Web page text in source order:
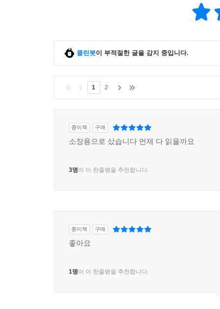
클린봇이 부적절한 글을 감지 중입니다.
1 2
종이책 구매
소장용으로 샀습니다 언제 다 읽을까요
3명이 이 한줄평을 추천합니다.
종이책 구매
좋아요
1명이 이 한줄평을 추천합니다.